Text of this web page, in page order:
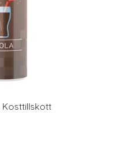
Kosttillskott